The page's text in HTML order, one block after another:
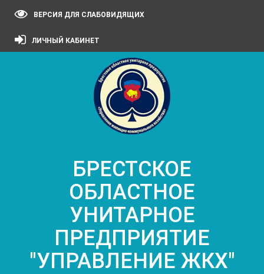
ВЕРСИЯ ДЛЯ СЛАБОВИДЯЩИХ
ЛИЧНЫЙ КАБИНЕТ
БРЕСТСКОЕ
ОБЛАСТНОЕ
УНИТАРНОЕ
ПРЕДПРИЯТИЕ
"УПРАВЛЕНИЕ ЖКХ"